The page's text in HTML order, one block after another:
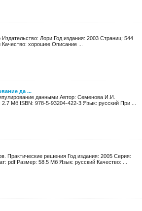
Лори Год издания: 2003 Страниц: 544
хорошее Описание ...
да ...
данными Автор: Семенова И.И.
Мб ISBN: 978-5-93204-422-3 Язык: русский При ...
Практические решения Год издания: 2005 Серия:
pdf Размер: 58.5 Мб Язык: русский Качество: ...